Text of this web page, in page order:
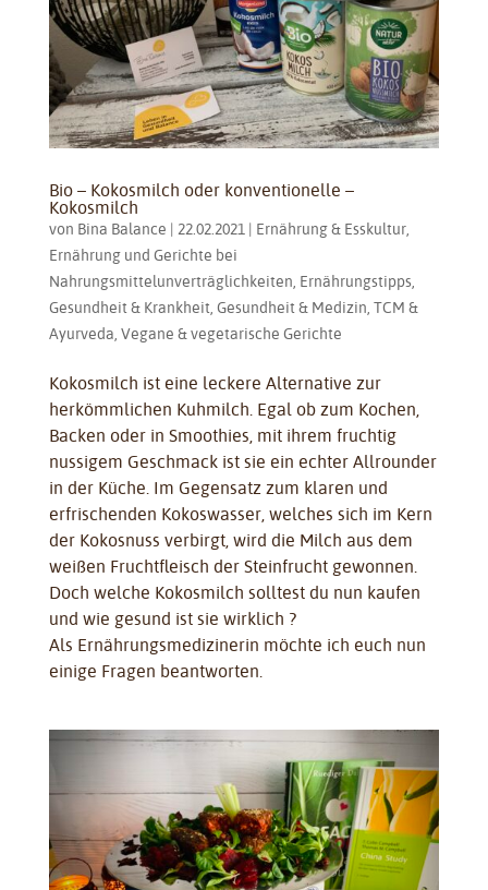
Bio – Kokosmilch oder konventionelle –
Kokosmilch
von Bina Balance | 22.02.2021| Ernährung & Esskultur,
Ernährung und Gerichte bei
Nahrungsmittelunverträglichkeiten, Ernährungstipps,
Gesundheit & Krankheit, Gesundheit & Medizin, TCM &
Ayurveda, Vegane & vegetarische Gerichte
Kokosmilch ist eine leckere Alternative zur
herkömmlichen Kuhmilch. Egal ob zum Kochen,
Backen oder in Smoothies, mit ihrem fruchtig
nussigem Geschmack ist sie ein echter Allrounder
in der Küche. Im Gegensatz zum klaren und
erfrischenden Kokoswasser, welches sich im Kern
der Kokosnuss verbirgt, wird die Milch aus dem
weißen Fruchtfleisch der Steinfrucht gewonnen.
Doch welche Kokosmilch solltest du nun kaufen
und wie gesund ist sie wirklich ?
Als Ernährungsmedizinerin möchte ich euch nun
einige Fragen beantworten.